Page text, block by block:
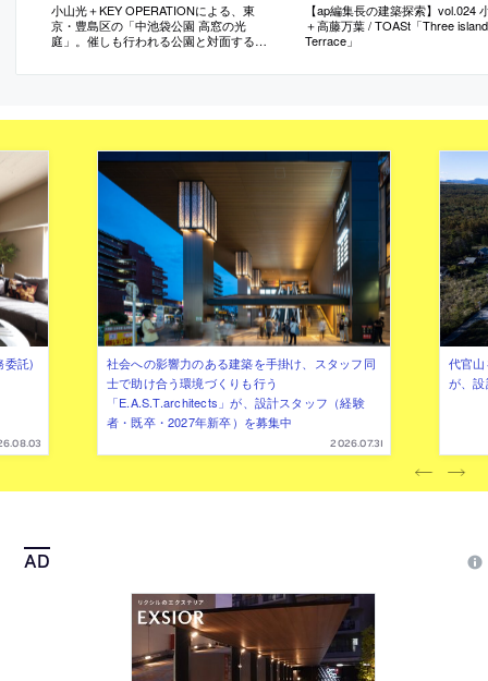
小山光＋KEY OPERATIONによる、東
京・豊島区の「中池袋公園 高窓の光
庭」。催しも行われる公園と対面する敷
む”ファサードを意図し、高窓部分を後退
積の最大化も実現
【ap編集長の建築探索】vol.024
＋高藤万葉 / TOASt「Three island
Terrace」
委託)
社会への影響力のある建築を手掛け、スタッフ同
士で助け合う環境づくりも行う
「E.A.S.T.architects」が、設計スタッフ（経験
者・既卒・2027年新卒）を募集中
2026.07.31
代官
が、